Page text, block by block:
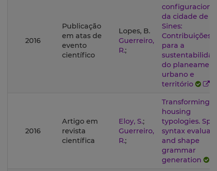
2016
Publicação
em atas de
evento
científico
Lopes, B.
Guerreiro,
R.;
da cidade de
Sines:
Contribuições
para a
do
urbano e
território
2016
Artigo em
revista
científica
Eloy, S.;
Guerreiro,
R.;
Transforming
housing
typologies.
syntax
and shape
grammar
generation